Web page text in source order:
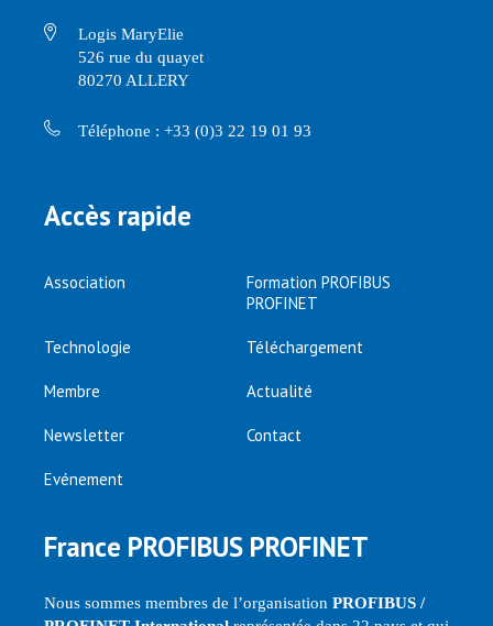
Logis MaryElie
526 rue du quayet
80270 ALLERY
Téléphone : +33 (0)3 22 19 01 93
Accès rapide
Association
Formation PROFIBUS
PROFINET
Technologie Téléchargement
Membre Actualité
Newsletter Contact
Evénement
France PROFIBUS PROFINET
Nous sommes membres de l’organisation PROFIBUS /